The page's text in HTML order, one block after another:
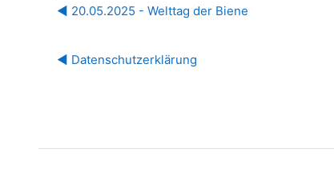
◀︎ 20.05.2025 - Welttag der Biene
◀︎ Datenschutzerklärung